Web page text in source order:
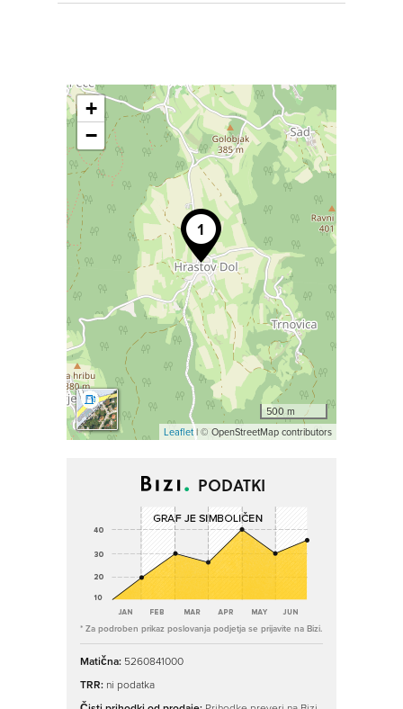
+
−
500 m
Leaflet| © OpenStreetMap contributors
PODATKI
* Za podroben prikaz poslovanja podjetja se prijavite na Bizi.
Matična: 5260841000
TRR: ni podatka